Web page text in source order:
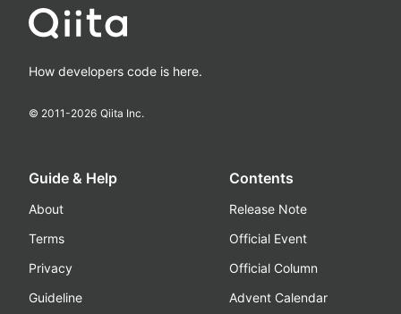
How developers code is here.
© 2011-2026 Qiita Inc.
Guide & Help
About
Terms
Privacy
Guideline
Contents
Release Note
Official Event
Official Column
Advent Calendar